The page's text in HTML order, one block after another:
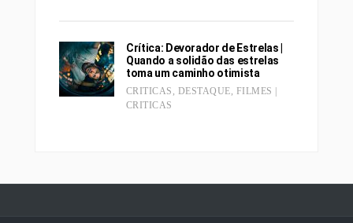
Crítica: Devorador de Estrelas |
Quando a solidão das estrelas
toma um caminho otimista
CRITICAS DESTAQUE FILMES |
CRITICAS